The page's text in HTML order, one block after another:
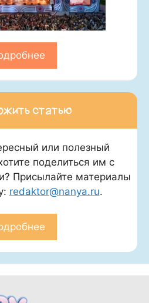
статью
или полезный
поделиться им с
Присылайте материалы
redaktor@nanya.ru.